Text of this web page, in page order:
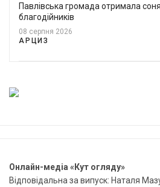
Павлівська громада отримала
благодійників
08 серпня 2026
АРЦИЗ
Онлайн-медіа «Кут огляду»
Відповідальна за випуск: Наталя